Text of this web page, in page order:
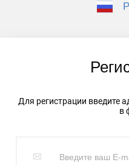
Для регистрации введите
в